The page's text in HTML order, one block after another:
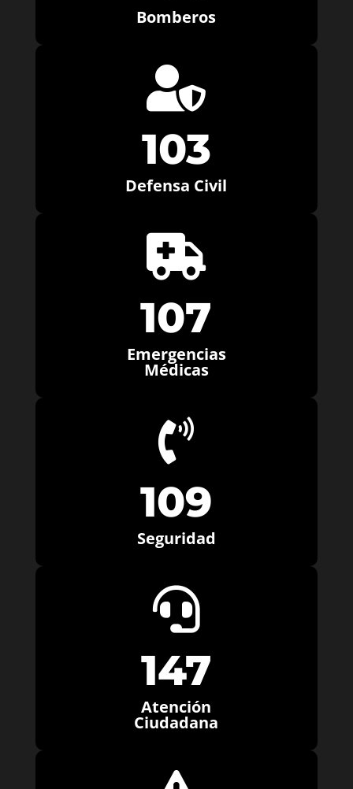
Bomberos

103
Defensa Civil

107
Emergencias
Médicas

109
Seguridad

147
Atención
Ciudadana